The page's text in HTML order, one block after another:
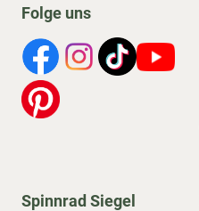
Folge uns
Spinnrad Siegel